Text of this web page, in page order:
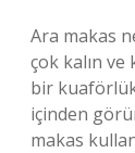
Ara makas
çok kalın ve
bir
içinden
makas